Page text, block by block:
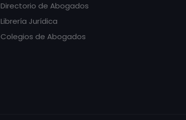
Directorio de Abogados
Librería Jurídica
Colegios de Abogados